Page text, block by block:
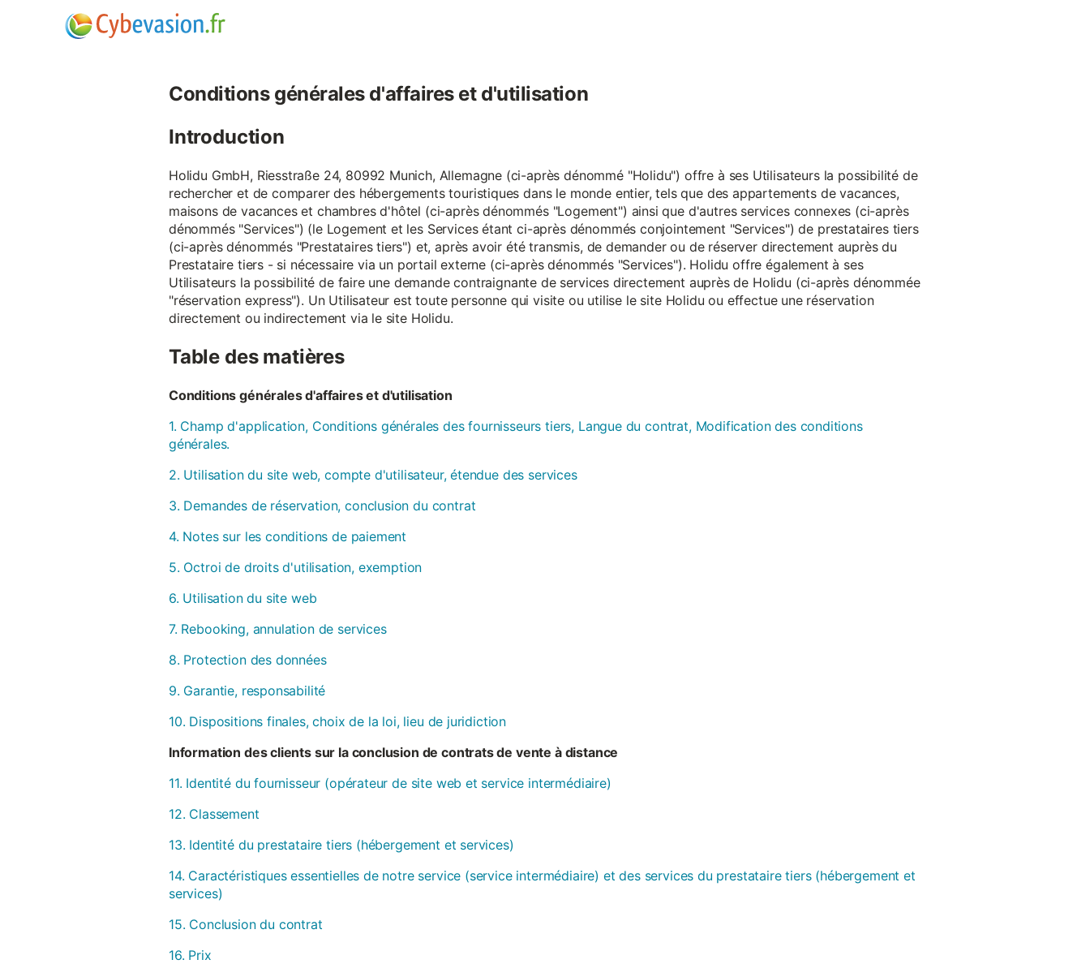
Conditions générales d'affaires et d'utilisation
Introduction
Holidu GmbH, Riesstraße 24, 80992 Munich, Allemagne (ci-après dénommé "Holidu") offre à ses Utilisateurs la possibilité de
rechercher et de comparer des hébergements touristiques dans le monde entier, tels que des appartements de vacances,
maisons de vacances et chambres d'hôtel (ci-après dénommés "Logement") ainsi que d'autres services connexes (ci-après
dénommés "Services") (le Logement et les Services étant ci-après dénommés conjointement "Services") de prestataires tiers
(ci-après dénommés "Prestataires tiers") et, après avoir été transmis, de demander ou de réserver directement auprès du
Prestataire tiers - si nécessaire via un portail externe (ci-après dénommés "Services"). Holidu offre également à ses
Utilisateurs la possibilité de faire une demande contraignante de services directement auprès de Holidu (ci-après dénommée
"réservation express"). Un Utilisateur est toute personne qui visite ou utilise le site Holidu ou effectue une réservation
directement ou indirectement via le site Holidu.
Table des matières
Conditions générales d'affaires et d'utilisation
1. Champ d'application, Conditions générales des fournisseurs tiers, Langue du contrat, Modification des conditions
générales.
2. Utilisation du site web, compte d'utilisateur, étendue des services
3. Demandes de réservation, conclusion du contrat
4. Notes sur les conditions de paiement
5. Octroi de droits d'utilisation, exemption
6. Utilisation du site web
7. Rebooking, annulation de services
8. Protection des données
9. Garantie, responsabilité
10. Dispositions finales, choix de la loi, lieu de juridiction
Information des clients sur la conclusion de contrats de vente à distance
11. Identité du fournisseur (opérateur de site web et service intermédiaire)
12. Classement
13. Identité du prestataire tiers (hébergement et services)
14. Caractéristiques essentielles de notre service (service intermédiaire) et des services du prestataire tiers (hébergement et
services)
15. Conclusion du contrat
16. Prix